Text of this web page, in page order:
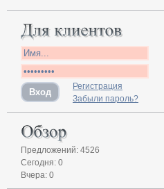
Регистрация
Забыли пароль?
Предложений: 4526
Сегодня: 0
Вчера: 0